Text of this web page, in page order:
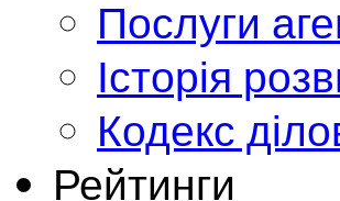
Послуги
Історія
Кодекс
Рейтинги